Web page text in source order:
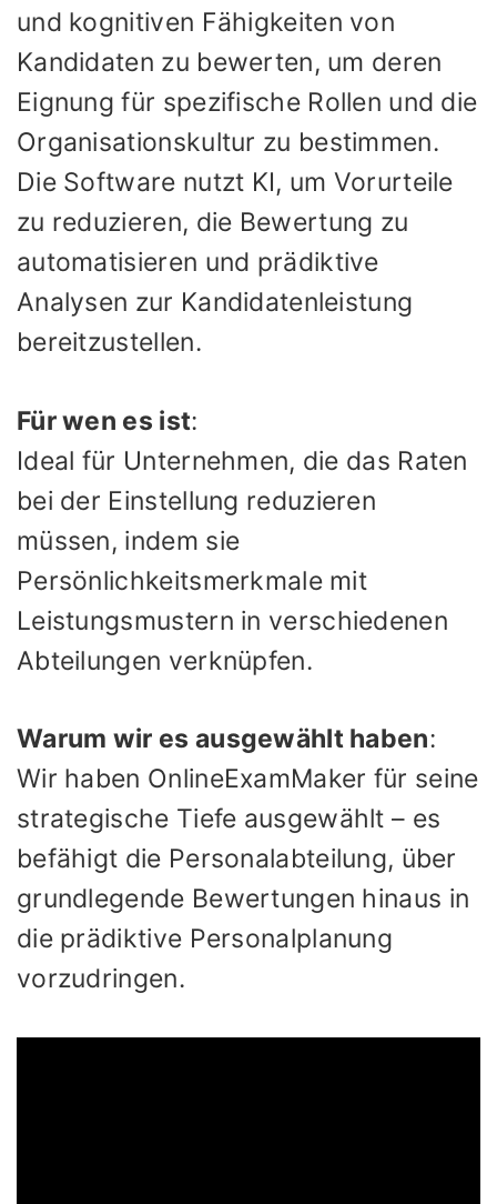
und kognitiven Fähigkeiten von
Kandidaten zu bewerten, um deren
Eignung für spezifische Rollen und die
Organisationskultur zu bestimmen.
Die Software nutzt KI, um Vorurteile
zu reduzieren, die Bewertung zu
automatisieren und prädiktive
Analysen zur Kandidatenleistung
bereitzustellen.
Für wen es ist:
Ideal für Unternehmen, die das Raten
bei der Einstellung reduzieren
müssen, indem sie
Persönlichkeitsmerkmale mit
Leistungsmustern in verschiedenen
Abteilungen verknüpfen.
Warum wir es ausgewählt haben:
Wir haben OnlineExamMaker für seine
strategische Tiefe ausgewählt – es
befähigt die Personalabteilung, über
grundlegende Bewertungen hinaus in
die prädiktive Personalplanung
vorzudringen.